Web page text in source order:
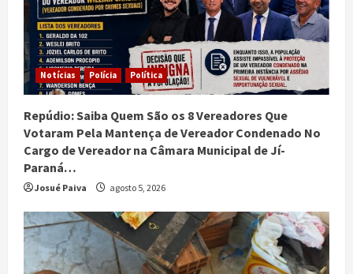
Notícias Polícia Política
Repúdio: Saiba Quem São os 8 Vereadores Que
Votaram Pela Mantença de Vereador Condenado No
Cargo de Vereador na Câmara Municipal de Jí-
Paraná…
Josué Paiva agosto 5, 2026